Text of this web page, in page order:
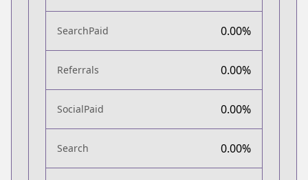
SearchPaid 0.00%
Referrals 0.00%
SocialPaid 0.00%
Search 0.00%